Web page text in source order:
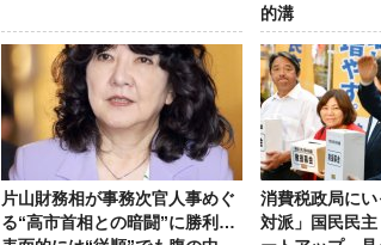
的溝
片山財務相が事務次官人事めぐ
る“高市首相との暗闘”に勝利…
消費税政局に
対派」国民民